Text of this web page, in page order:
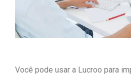
Você pode usar a Lucroo para